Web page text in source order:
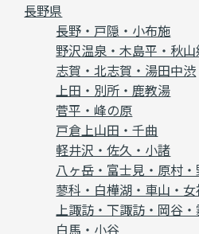
長野県
長野・戸隠・小布施
野沢温泉・木島平・秋
志賀・北志賀・湯田中渋
上田・別所・鹿教湯
菅平・峰の原
戸倉上山田・千曲
軽井沢・佐久・小諸
八ヶ岳・富士見・原村
蓼科・白樺湖・車山・
上諏訪・下諏訪・岡谷
白馬・小谷